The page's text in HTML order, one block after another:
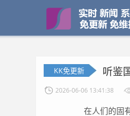
KK免更新 听鉴
2026-06-06 13:41:38
在人们的固有